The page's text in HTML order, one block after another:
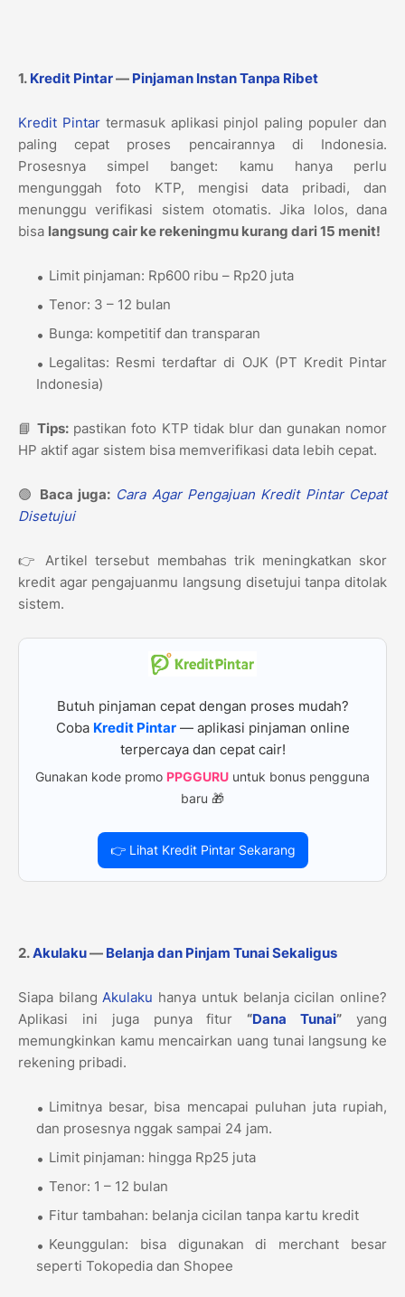
1. Kredit Pintar— Pinjaman Instan Tanpa Ribet
Kredit Pintartermasuk aplikasi pinjol paling populer dan
paling cepat proses pencairannya di Indonesia.
Prosesnya simpel banget: kamu hanya perlu
mengunggah foto KTP, mengisi data pribadi, dan
menunggu verifikasi sistem otomatis. Jika lolos, dana
bisa langsung cair ke rekeningmu kurang dari 15 menit!
Limit pinjaman: Rp600 ribu – Rp20 juta
Tenor: 3 – 12 bulan
Bunga: kompetitif dan transparan
Legalitas: Resmi terdaftar di OJK (PT Kredit Pintar
Indonesia)
📘Tips: pastikan foto KTP tidak blur dan gunakan nomor
HP aktif agar sistem bisa memverifikasi data lebih cepat.
🟢 Baca juga: Cara Agar Pengajuan Kredit Pintar Cepat
Disetujui
👉 Artikel tersebut membahas trik meningkatkan skor
kredit agar pengajuanmu langsung disetujui tanpa ditolak
sistem.
Butuh pinjaman cepat dengan proses mudah?
Coba Kredit Pintar— aplikasi pinjaman online
terpercaya dan cepat cair!
Gunakan kode promo PPGGURU untuk bonus pengguna
baru 🎁
👉 Lihat Kredit Pintar Sekarang
2.Akulaku— Belanja dan Pinjam Tunai Sekaligus
Siapa bilangAkulaku hanya untuk belanja cicilan online?
Aplikasi ini juga punya fitur“Dana Tunai” yang
memungkinkan kamu mencairkan uang tunai langsung ke
rekening pribadi.
Limitnya besar, bisa mencapai puluhan juta rupiah,
dan prosesnya nggak sampai 24 jam.
Limit pinjaman: hingga Rp25 juta
Tenor: 1 – 12 bulan
Fitur tambahan: belanja cicilan tanpa kartu kredit
Keunggulan: bisa digunakan di merchant besar
seperti Tokopedia dan Shopee